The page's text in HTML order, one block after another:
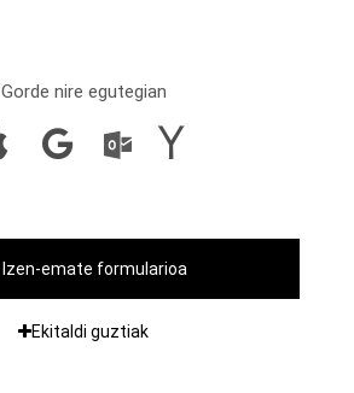
Gorde nire egutegian
Izen-emate formularioa
Ekitaldi guztiak